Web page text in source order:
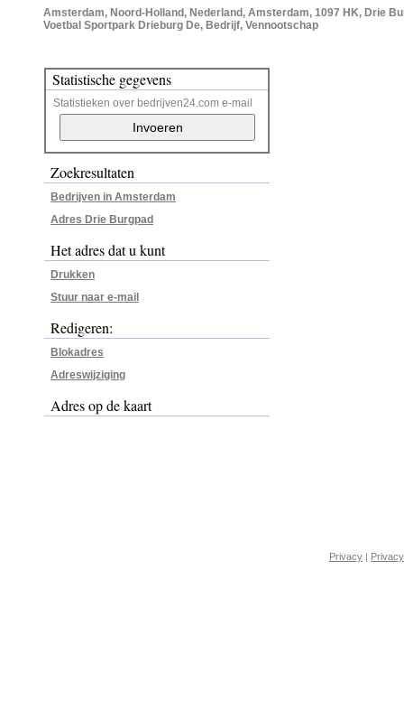
Amsterdam, Noord-Holland, Nederland, Amsterdam, 1097 HK, Drie
Voetbal Sportpark Drieburg De, Bedrijf, Vennootschap
Statistische gegevens
Statistieken over bedrijven24.com e-mail
Zoekresultaten
Bedrijven in Amsterdam
Adres Drie Burgpad
Het adres dat u kunt
Drukken
Stuur naar e-mail
Redigeren:
Blokadres
Adreswijziging
Adres op de kaart
Privacy |